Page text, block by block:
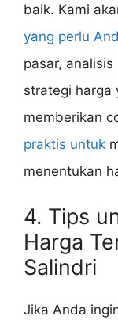
baik. Kami
yang perlu
pasar,
strategi harga
memberikan
praktis untuk
menentukan
4. Tips
Harga
Salindri
Jika Anda